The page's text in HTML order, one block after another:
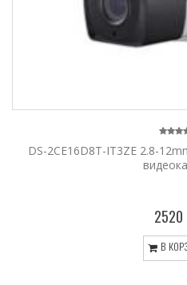
DS-2CE16D8T-IT3ZE 2.8-
2520
В